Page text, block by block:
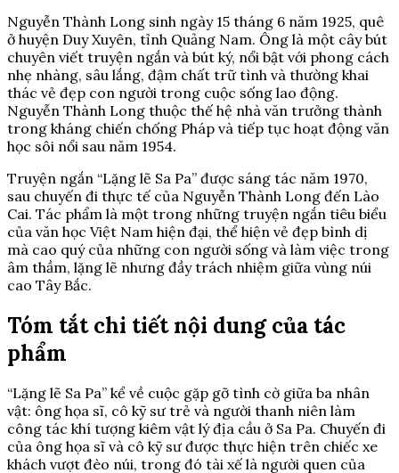
Nguyễn Thành Long sinh ngày 15 tháng 6 năm 1925, quê
ở huyện Duy Xuyên, tỉnh Quảng Nam. Ông là một cây bút
chuyên viết truyện ngắn và bút ký, nổi bật với phong cách
nhẹ nhàng, sâu lắng, đậm chất trữ tình và thường khai
thác vẻ đẹp con người trong cuộc sống lao động.
Nguyễn Thành Long thuộc thế hệ nhà văn trưởng thành
trong kháng chiến chống Pháp và tiếp tục hoạt động văn
học sôi nổi sau năm 1954.
Truyện ngắn “Lặng lẽ Sa Pa” được sáng tác năm 1970,
sau chuyến đi thực tế của Nguyễn Thành Long đến Lào
Cai. Tác phẩm là một trong những truyện ngắn tiêu biểu
của văn học Việt Nam hiện đại, thể hiện vẻ đẹp bình dị
mà cao quý của những con người sống và làm việc trong
âm thầm, lặng lẽ nhưng đầy trách nhiệm giữa vùng núi
cao Tây Bắc.
Tóm tắt chi tiết nội dung của tác
phẩm
“Lặng lẽ Sa Pa” kể về cuộc gặp gỡ tình cờ giữa ba nhân
vật: ông họa sĩ, cô kỹ sư trẻ và người thanh niên làm
công tác khí tượng kiêm vật lý địa cầu ở Sa Pa. Chuyến đi
của ông họa sĩ và cô kỹ sư được thực hiện trên chiếc xe
khách vượt đèo núi, trong đó tài xế là người quen của